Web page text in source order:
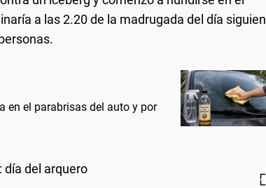
a las 2.20 de la madrugada del día
en el parabrisas del auto y por